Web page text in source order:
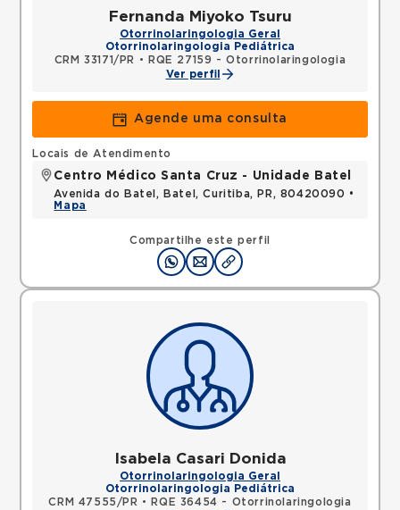
Fernanda Miyoko Tsuru
Otorrinolaringologia Geral
Otorrinolaringologia Pediátrica
CRM 33171/PR
•
RQE 27159 - Otorrinolaringologia
Ver perfil
Agende uma consulta
Compartilhe este perfil
Locais de Atendimento
Centro Médico Santa Cruz - Unidade Batel
Avenida do Batel, Batel, Curitiba, PR, 80420090 •
Mapa
Isabela Casari Donida
Otorrinolaringologia Geral
Otorrinolaringologia Pediátrica
CRM 47555/PR •
RQE 36454 - Otorrinolaringologia